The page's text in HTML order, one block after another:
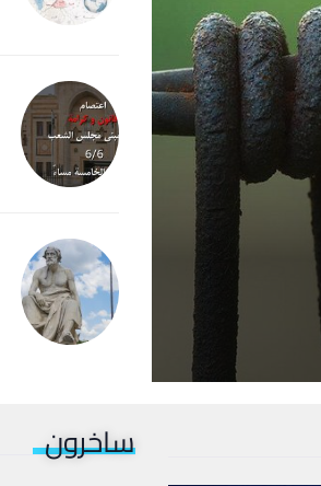
ساخرون